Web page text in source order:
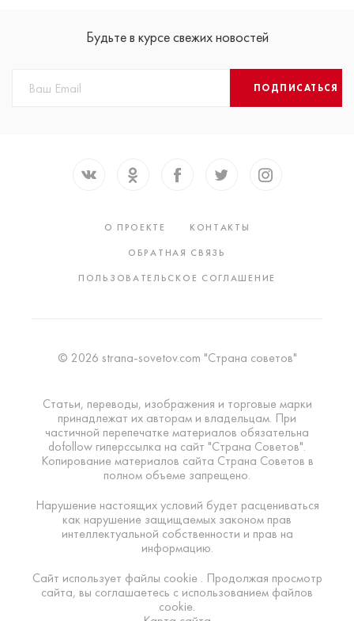
Будьте в курсе свежих новостей
ПОДПИСАТЬСЯ
О ПРОЕКТЕ
КОНТАКТЫ
ОБРАТНАЯ СВЯЗЬ
ПОЛЬЗОВАТЕЛЬСКОЕ СОГЛАШЕНИЕ
© 2026 strana-sovetov.com "Страна советов"
Статьи, переводы, изображения и торговые марки
принадлежат их авторам и владельцам. При
частичной перепечатке материалов обязательна
dofollow гиперссылка на сайт "Страна Советов".
Копирование материалов сайта Страна Советов в
полном объеме запрещено.
Нарушение настоящих условий будет расцениваться
как нарушение защищаемых законом прав
интеллектуальной собственности и прав на
информацию.
Сайт использует файлы cookie . Продолжая просмотр
сайта, вы соглашаетесь с использованием файлов
cookie.